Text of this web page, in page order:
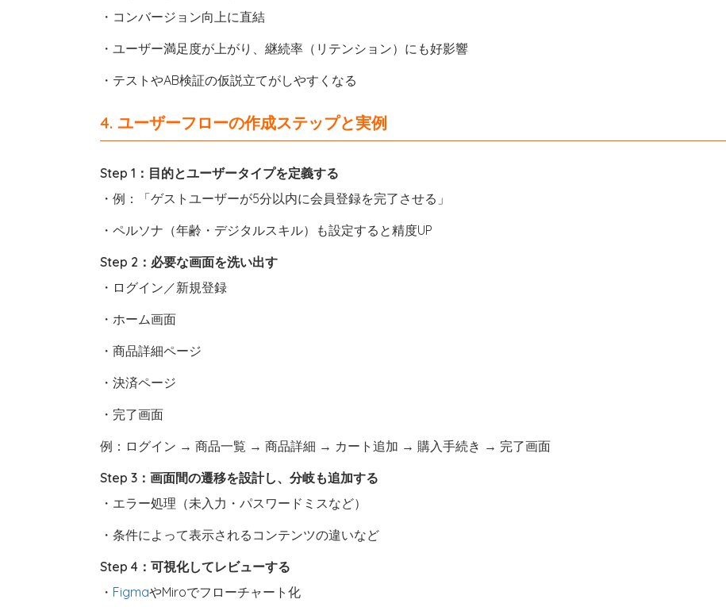
・コンバージョン向上に直結
・ユーザー満足度が上がり、継続率（リテンション）にも好影響
・テストやAB検証の仮説立てがしやすくなる
4. ユーザーフローの作成ステップと実例
Step 1：目的とユーザータイプを定義する
・例：「ゲストユーザーが5分以内に会員登録を完了させる」
・ペルソナ（年齢・デジタルスキル）も設定すると精度UP
Step 2：必要な画面を洗い出す
・ログイン／新規登録
・ホーム画面
・商品詳細ページ
・決済ページ
・完了画面
例：ログイン → 商品一覧 → 商品詳細 → カート追加 → 購入手続き → 完了画面
Step 3：画面間の遷移を設計し、分岐も追加する
・エラー処理（未入力・パスワードミスなど）
・条件によって表示されるコンテンツの違いなど
Step 4：可視化してレビューする
・ FigmaやMiroでフローチャート化